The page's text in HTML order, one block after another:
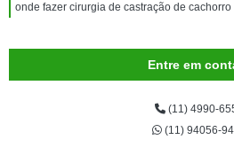
onde fazer cirurgia de castração de cachorro
Entre em
(11) 4990-
(11) 94056-